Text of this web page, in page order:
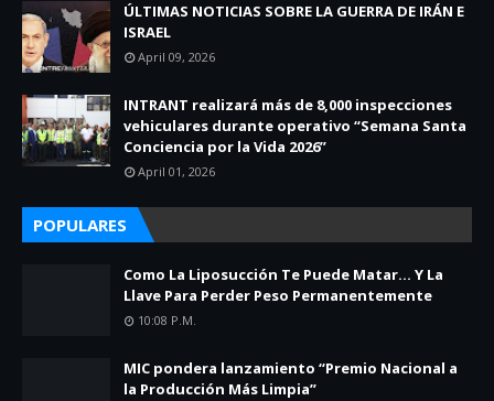
ÚLTIMAS NOTICIAS SOBRE LA GUERRA DE IRÁN E
ISRAEL
April 09, 2026
INTRANT realizará más de 8,000 inspecciones
vehiculares durante operativo “Semana Santa
Conciencia por la Vida 2026”
April 01, 2026
POPULARES
Como La Liposucción Te Puede Matar… Y La
Llave Para Perder Peso Permanentemente
10:08 P.m.
MIC pondera lanzamiento “Premio Nacional a
la Producción Más Limpia”